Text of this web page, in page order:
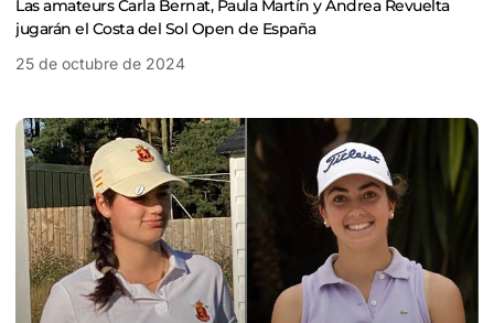
Las amateurs Carla Bernat, Paula Martín y Andrea Revuelta
jugarán el Costa del Sol Open de España
25 de octubre de 2024